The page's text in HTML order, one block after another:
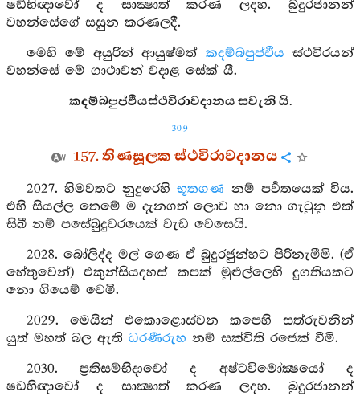
ෂඩ්භිඥාවෝ ද සාක්‍ෂාත් කරණ ලදහ. බුදුරජානන්
වහන්සේගේ සසුන කරණලදී.
මෙහි මේ අයුරින් ආයුෂ්මත් කදම්බපුප්ඵිය ස්ථවිරයන්
වහන්සේ මේ ගාථාවන් වදාළ සේක් යී.
කදම්බපුප්ඵියස්ථවිරාවදානය සවැනි යි.
309
157. තිණසූලක ස්ථවිරාවදානය
2027. හිමවතට නුදුරෙහිභූතගණ නම් පර්‍වතයෙක් විය.
එහි සියල්ල තෙමේ ම දැනගත් ලොව හා නො ගැටුනු එක්
සිඛී නම් පසේබුදුවරයෙක් වැඩ වෙසෙයි.
2028. බෝලිද්ද මල් ගෙණ ඒ බුදුරජුන්හට පිරිනැමීමි. (ඒ
හේතුවෙන්) එකුන්සියදහස් කපක් මුළුල්ලෙහි දුගතියකට
නො ගියෙම් වෙමි.
2029. මෙයින් එකොළොස්වන කපෙහි සත්රුවනින්
යුත් මහත් බල ඇති ධරණීරුහ නම් සක්විති රජෙක් වීමි.
2030. ප්‍රතිසම්භිදාවෝ ද අෂ්ටවිමෝක්‍ෂයෝ ද
ෂඩභිඥාවෝ ද සාක්‍ෂාත් කරණ ලදහ. බුදුරජානන්